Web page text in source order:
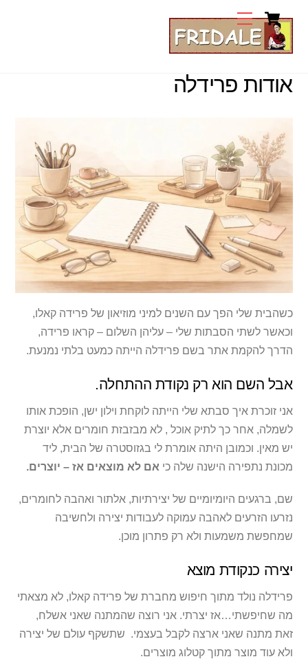
content
MenuCart
אודות פרידלה
כשהבית שלי הפך עם השנים למיני מוזיאון של פרידה קאלו,
וכאשר לשתי הסבתות שלי – עליהן השלום – קראו פרידה,
הדרך להקמת אתר בשם פרידלה הייתה כמעט בלתי נמנעת.
אבל השם הוא רק נקודת ההתחלה.
אני זוכרת איך סבתא שלי הייתה לוקחת וילון ישן, הופכת אותו
לשמלה, אחר כך לתיק אוכל , לא מבזבזת חומרים אלא יוצרת
יש מאין. וכמובן היתה אומרת לי בגזוסטרה של הבית, ליד
מכונת נתפירה הישנה שלה כי אם לא מוצאים אז – יוצרים.
שם, ברגעים היומיומיים של יצירתיות, אלתור ואהבה לחומרים,
נזרעו הזרעים לאהבה עמוקה לעבודות יצירה ולחשיבה
שמחפשת משמעות ולא רק פתרון מוכן.
יצירה כנקודת מוצא
פרידלה נולד מתוך חיפוש מחברת של פרידה קאלו, לא מצאתי
מה שחיפשתי…אז יצרתי. אני רוצה שהמתנה שאני אשלח,
זאת מתנה שאני ארצה לקבל בעצמי. שתשקף עולם של יצירה
ולא עוד מוצר מתוך קטלוג מוצרים.